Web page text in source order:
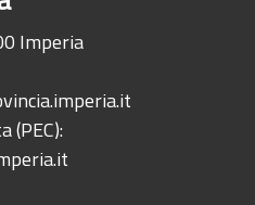
Imperia
(PEC):